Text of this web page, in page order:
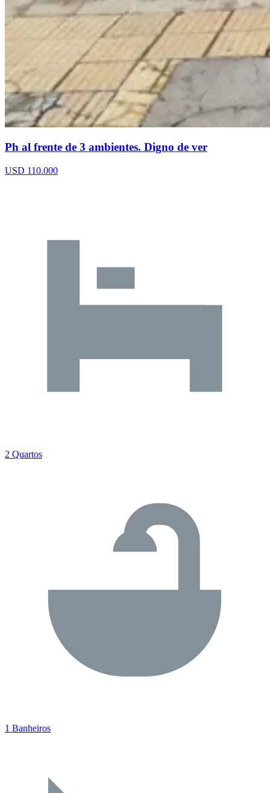
Ph al frente de 3 ambientes. Digno de ver
USD 110.000
2 Quartos
1 Banheiros